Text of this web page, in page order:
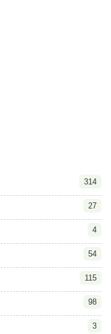
314
27
4
54
115
98
3